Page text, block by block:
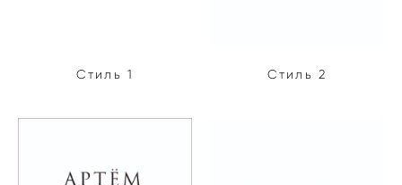
Стиль 1 Стиль 2